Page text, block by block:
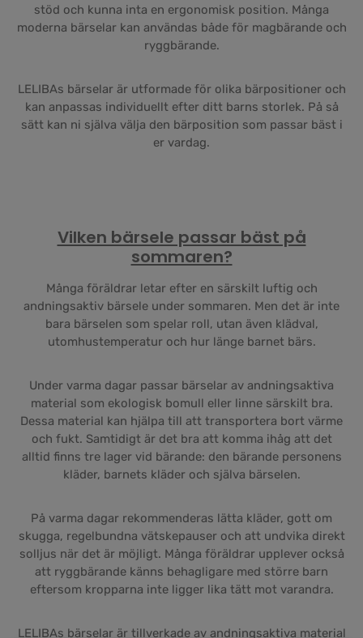
stöd och kunna inta en ergonomisk position. Många
moderna bärselar kan användas både för magbärande och
ryggbärande.
LELIBAs bärselar är utformade för olika bärpositioner och
kan anpassas individuellt efter ditt barns storlek. På så
sätt kan ni själva välja den bärposition som passar bäst i
er vardag.
Vilken bärsele passar bäst på
sommaren?
Många föräldrar letar efter en särskilt luftig och
andningsaktiv bärsele under sommaren. Men det är inte
bara bärselen som spelar roll, utan även klädval,
utomhustemperatur och hur länge barnet bärs.
Under varma dagar passar bärselar av andningsaktiva
material som ekologisk bomull eller linne särskilt bra.
Dessa material kan hjälpa till att transportera bort värme
och fukt. Samtidigt är det bra att komma ihåg att det
alltid finns tre lager vid bärande: den bärande personens
kläder, barnets kläder och själva bärselen.
På varma dagar rekommenderas lätta kläder, gott om
skugga, regelbundna vätskepauser och att undvika direkt
solljus när det är möjligt. Många föräldrar upplever också
att ryggbärande känns behagligare med större barn
eftersom kropparna inte ligger lika tätt mot varandra.
LELIBAs bärselar är tillverkade av andningsaktiva material